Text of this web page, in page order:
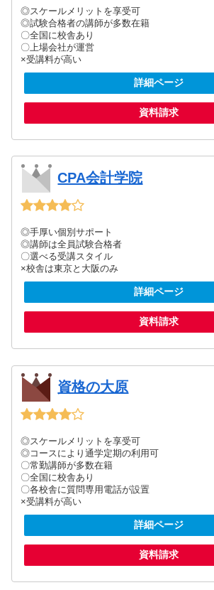
◎スケールメリットを享受可
◎試験合格者の講師が多数在籍
〇全国に校舎あり
〇上場会社が運営
×受講料が高い
詳細ページ
資料請求
CPA会計学院
◎手厚い個別サポート
◎講師は全員試験合格者
〇選べる受講スタイル
×校舎は東京と大阪のみ
詳細ページ
資料請求
資格の大原
◎スケールメリットを享受可
◎コースにより通学定期の利用可
〇常勤講師が多数在籍
〇全国に校舎あり
〇各校舎に質問専用電話が設置
×受講料が高い
詳細ページ
資料請求